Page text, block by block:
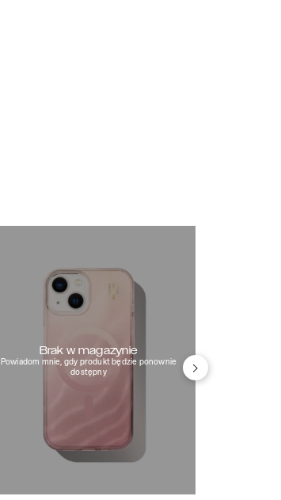
Brak w magazynie
Powiadom mnie, gdy produkt będzie ponownie
dostępny